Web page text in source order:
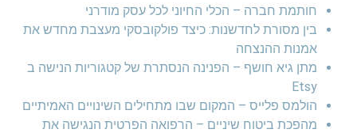
חותמת חברה – הכלי החיוני לכל עסק מודרני
בין מסורת לחדשנות: כיצד פולקובסקי מעצבת מחדש את
אמנות ההנצחה
מתן גיא חושף – הפנינה הנסתרת של קטגוריות הנישה ב
Etsy
הולמס פלייס – המקום שבו מתחילים השינויים האמיתיים
מהפכת ביטוח שיניים – הרפואה הפרטית הנגישה את